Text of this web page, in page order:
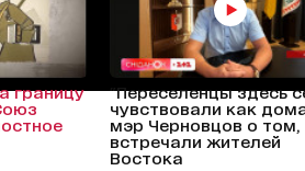
границу
"Переселенцы здесь
чувствовали как
мэр Черновцов о том,
встречали жителей
Востока